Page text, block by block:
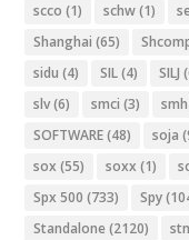
scco (1) schw(1)
Shanghai (65)
sidu (4) SIL(4) SILJ
slv(6) smci (3) smh
SOFTWARE(48) soja
sox (55) soxx (1)
Spx 500 (733) Spy
Standalone (2120)